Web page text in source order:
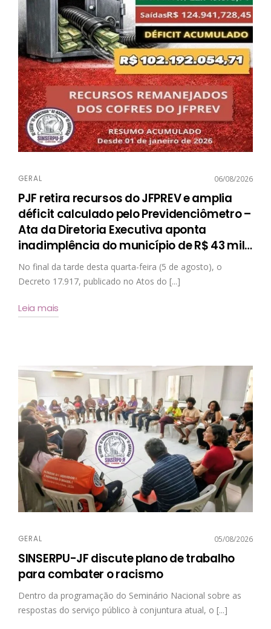
GERAL 06/08/2026
PJF retira recursos do JFPREV e amplia
déficit calculado pelo Previdenciômetro –
Ata da Diretoria Executiva aponta
inadimplência do município de R$ 43 mil…
No final da tarde desta quarta-feira (5 de agosto), o
Decreto 17.917, publicado no Atos do [...]
Leia mais
GERAL 05/08/2026
SINSERPU-JF discute plano de trabalho
para combater o racismo
Dentro da programação do Seminário Nacional sobre as
respostas do serviço público à conjuntura atual, o [...]